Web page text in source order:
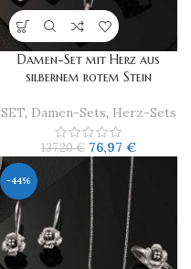
Damen-Set mit Herz aus
silbernem rotem Stein
SET, Damen-Sets, Herz-Sets
137,20€ 76,97 €
-44%